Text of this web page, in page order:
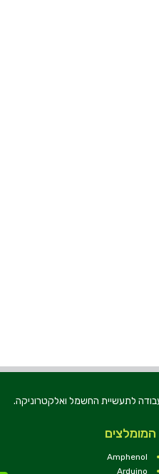
סוללות וכלי עבודה לתעשיית החשמל ואלקטרוניקה.
המומלצים
Amphenol
Arduino